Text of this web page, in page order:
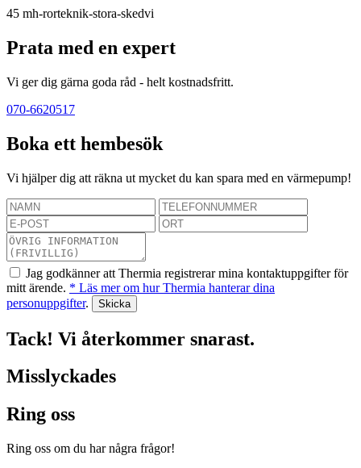
45 mh-rorteknik-stora-skedvi
Prata med en expert
Vi ger dig gärna goda råd - helt kostnadsfritt.
070-6620517
Boka ett hembesök
Vi hjälper dig att räkna ut mycket du kan spara med en värmepump!
Jag godkänner att Thermia registrerar mina kontaktuppgifter för
mitt ärende. * Läs mer om hur Thermia hanterar dina
personuppgifter.
Tack! Vi återkommer snarast.
Misslyckades
Ring oss
Ring oss om du har några frågor!